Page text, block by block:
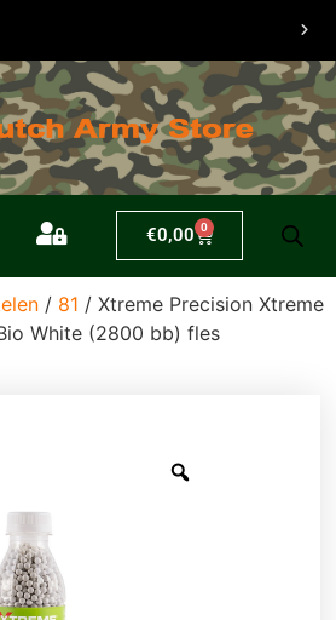
€0,00 0
/ 81 / Xtreme Precision Xtreme
White (2800 bb) fles